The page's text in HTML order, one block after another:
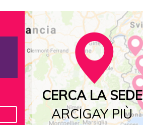
CERCA LA SEDE
ARCIGAY PIÙ